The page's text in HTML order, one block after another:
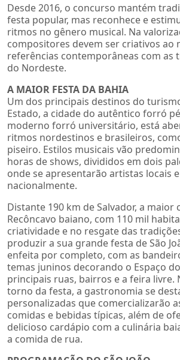
Desde 2016, o concurso mantém
festa popular, mas reconhece e
ritmos no gênero musical. Na
compositores devem ser criativos ao
referências contemporâneas com as
do Nordeste.
A MAIOR FESTA DA BAHIA
Um dos principais destinos do
Estado, a cidade do autêntico forró
moderno forró universitário, está
ritmos nordestinos e brasileiros,
piseiro. Estilos musicais vão
horas de shows, divididos em dois
onde se apresentarão artistas locais
nacionalmente.
Distante 190 km de Salvador, a maior
Recôncavo baiano, com 110 mil
criatividade e no resgate das
produzir a sua grande festa de São
enfeita por completo, com as
temas juninos decorando o Espaço do
principais ruas, bairros e a feira livre.
torno da festa, a gastronomia se
personalizadas que comercializarão
comidas e bebidas típicas, além de
delicioso cardápio com a culinária
a comida de rua.